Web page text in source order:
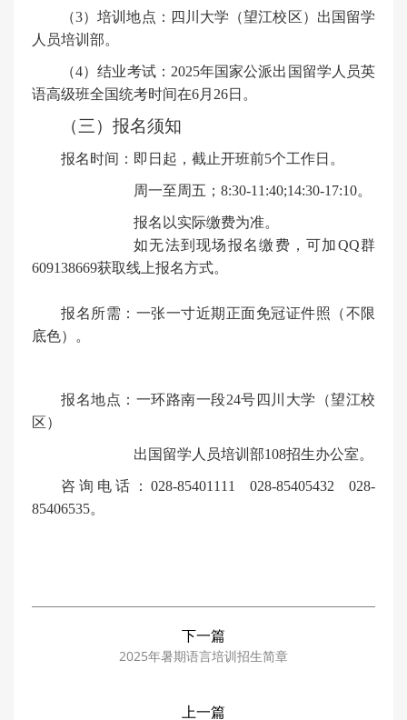
（3）培训地点：四川大学（望江校区）出国留学
人员培训部。
（4）结业考试：2025年国家公派出国留学人员英
语高级班全国统考时间在6月26日。
（三）报名须知
报名时间：即日 起 ， 截止开班前5个工作日 。
周一至周五； 8:30-11:40;14:30-17:10。
报名以实际缴费为准。
如无法到现场报名缴费，可加QQ群
609138669获取线上报名方式。
报名所需： 一张一寸近期正面免冠证件照（不限
底色）。
报名地点：一环路南一段24号四川大学（望江校
区）
出国留学人员培训部108招生办公室。
咨询电话：028-85401111 028-85405432 028-
85406535。
下一篇
2025年暑期语言培训招生简章
上一篇